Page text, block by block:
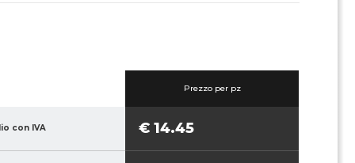
Prezzo per pz
con IVA € 14.45